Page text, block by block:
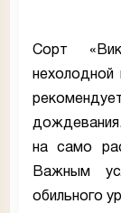
Сорт
нехолодной
на само
Важным
обильного